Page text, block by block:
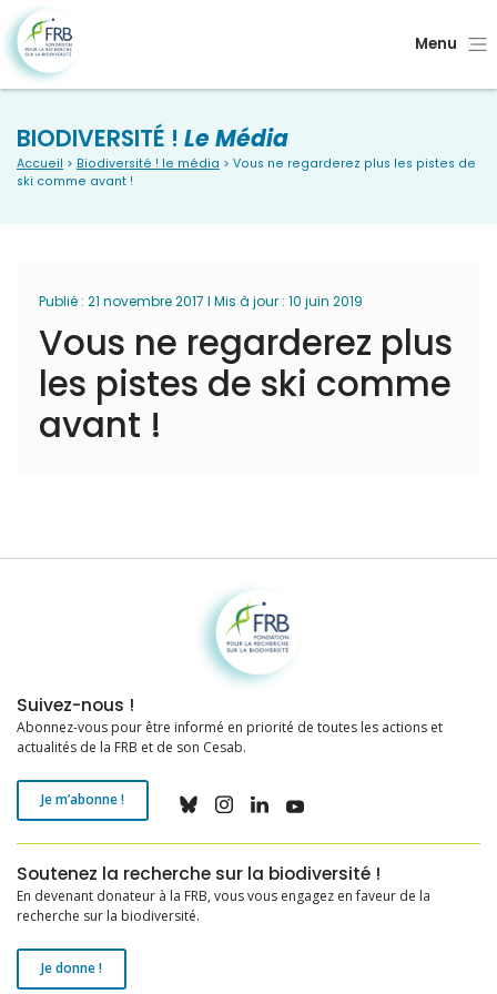
Menu
BIODIVERSITÉ ! Le Média
Accueil > Biodiversité ! le média > Vous ne regarderez plus les pistes de
ski comme avant !
Publié : 21 novembre 2017 I Mis à jour : 10 juin 2019
Vous ne regarderez plus
les pistes de ski comme
avant !
Fondation pour la recherche sur la biodiversité
Suivez-nous !
Abonnez-vous pour être informé en priorité de toutes les actions et
actualités de la FRB et de son Cesab.
Je m’abonne !
Soutenez la recherche sur la biodiversité !
En devenant donateur à la FRB, vous vous engagez en faveur de la
recherche sur la biodiversité.
Je donne !